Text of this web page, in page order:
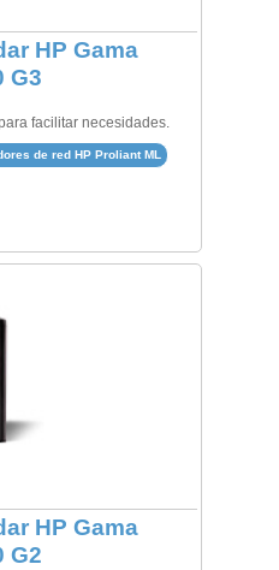
HP Gama
G3
facilitar necesidades.
de red HP Proliant ML
HP Gama
G2